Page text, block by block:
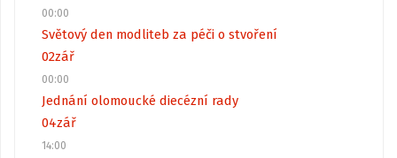
00:00
Světový den modliteb za péči o stvoření
02zář
00:00
Jednání olomoucké diecézní rady
04zář
14:00